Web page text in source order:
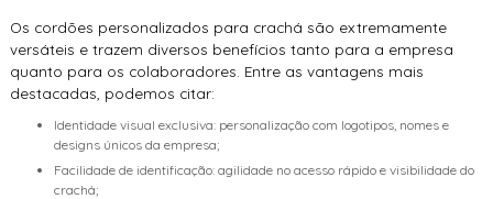
Os cordões personalizados para crachá são extremamente
versáteis e trazem diversos benefícios tanto para a empresa
quanto para os colaboradores. Entre as vantagens mais
destacadas, podemos citar:
Identidade visual exclusiva: personalização com logotipos, nomes e
designs únicos da empresa;
Facilidade de identificação: agilidade no acesso rápido e visibilidade do
crachá;